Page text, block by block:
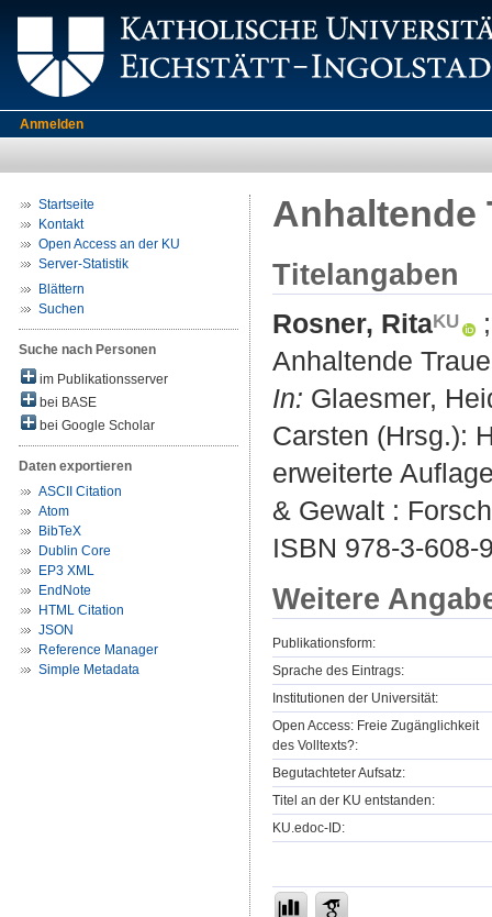
Anmelden
Startseite
Kontakt
Open Access an der KU
Server-Statistik
Blättern
Suchen
Suche nach Personen
im Publikationsserver
bei BASE
bei Google Scholar
Daten exportieren
ASCII Citation
Atom
BibTeX
Dublin Core
EP3 XML
EndNote
HTML Citation
JSON
Reference Manager
Simple Metadata
Anhaltende
Titelangaben
Rosner, Rita
Anhaltende
In: Glaesmer,
Carsten (Hrsg.):
erweiterte
& Gewalt :
ISBN 978-3-608-
Weitere
Publikationsform:
Sprache des Eintrags:
Institutionen der Universität:
Open Access: Freie Zugänglichkeit
des Volltexts?:
Begutachteter Aufsatz:
Titel an der KU entstanden:
KU.edoc-ID: